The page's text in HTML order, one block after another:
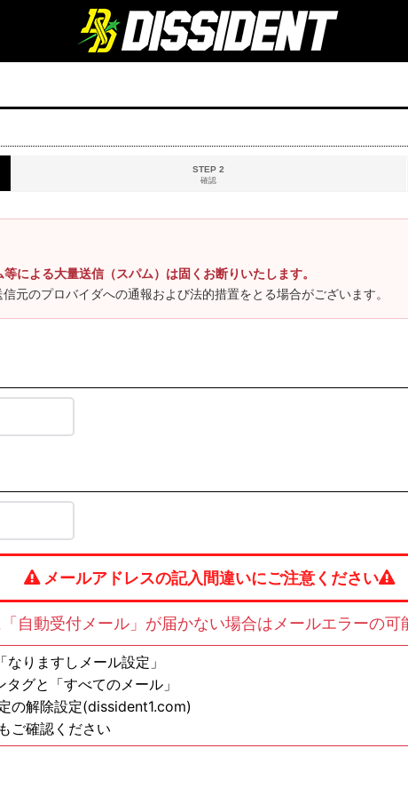
STEP 2
確認
による大量送信（スパム）は固くお断りいたします。
元のプロバイダへの通報および法的措置をとる場合がございます。
メールアドレスの記入間違いにご注意ください
自動受付メール」が届かない場合はメールエラーの可
りますしメール設定」
グと「すべてのメール」
の解除設定(dissident1.com)
ご確認ください